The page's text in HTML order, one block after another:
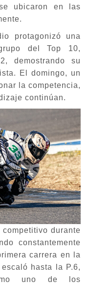
ubicaron en las
protagonizó una
del Top 10,
demostrando su
El domingo, un
la competencia,
continúan.
durante
constantemente
carrera en la
hasta la P.6,
uno de los